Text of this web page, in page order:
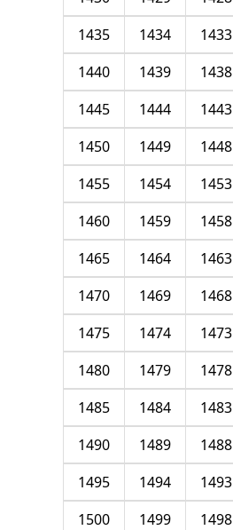
1433
1434
1435
1438
1439
1440
1443
1444
1445
1448
1449
1450
1453
1454
1455
1458
1459
1460
1463
1464
1465
1468
1469
1470
1473
1474
1475
1478
1479
1480
1483
1484
1485
1488
1489
1490
1493
1494
1495
1498
1499
1500